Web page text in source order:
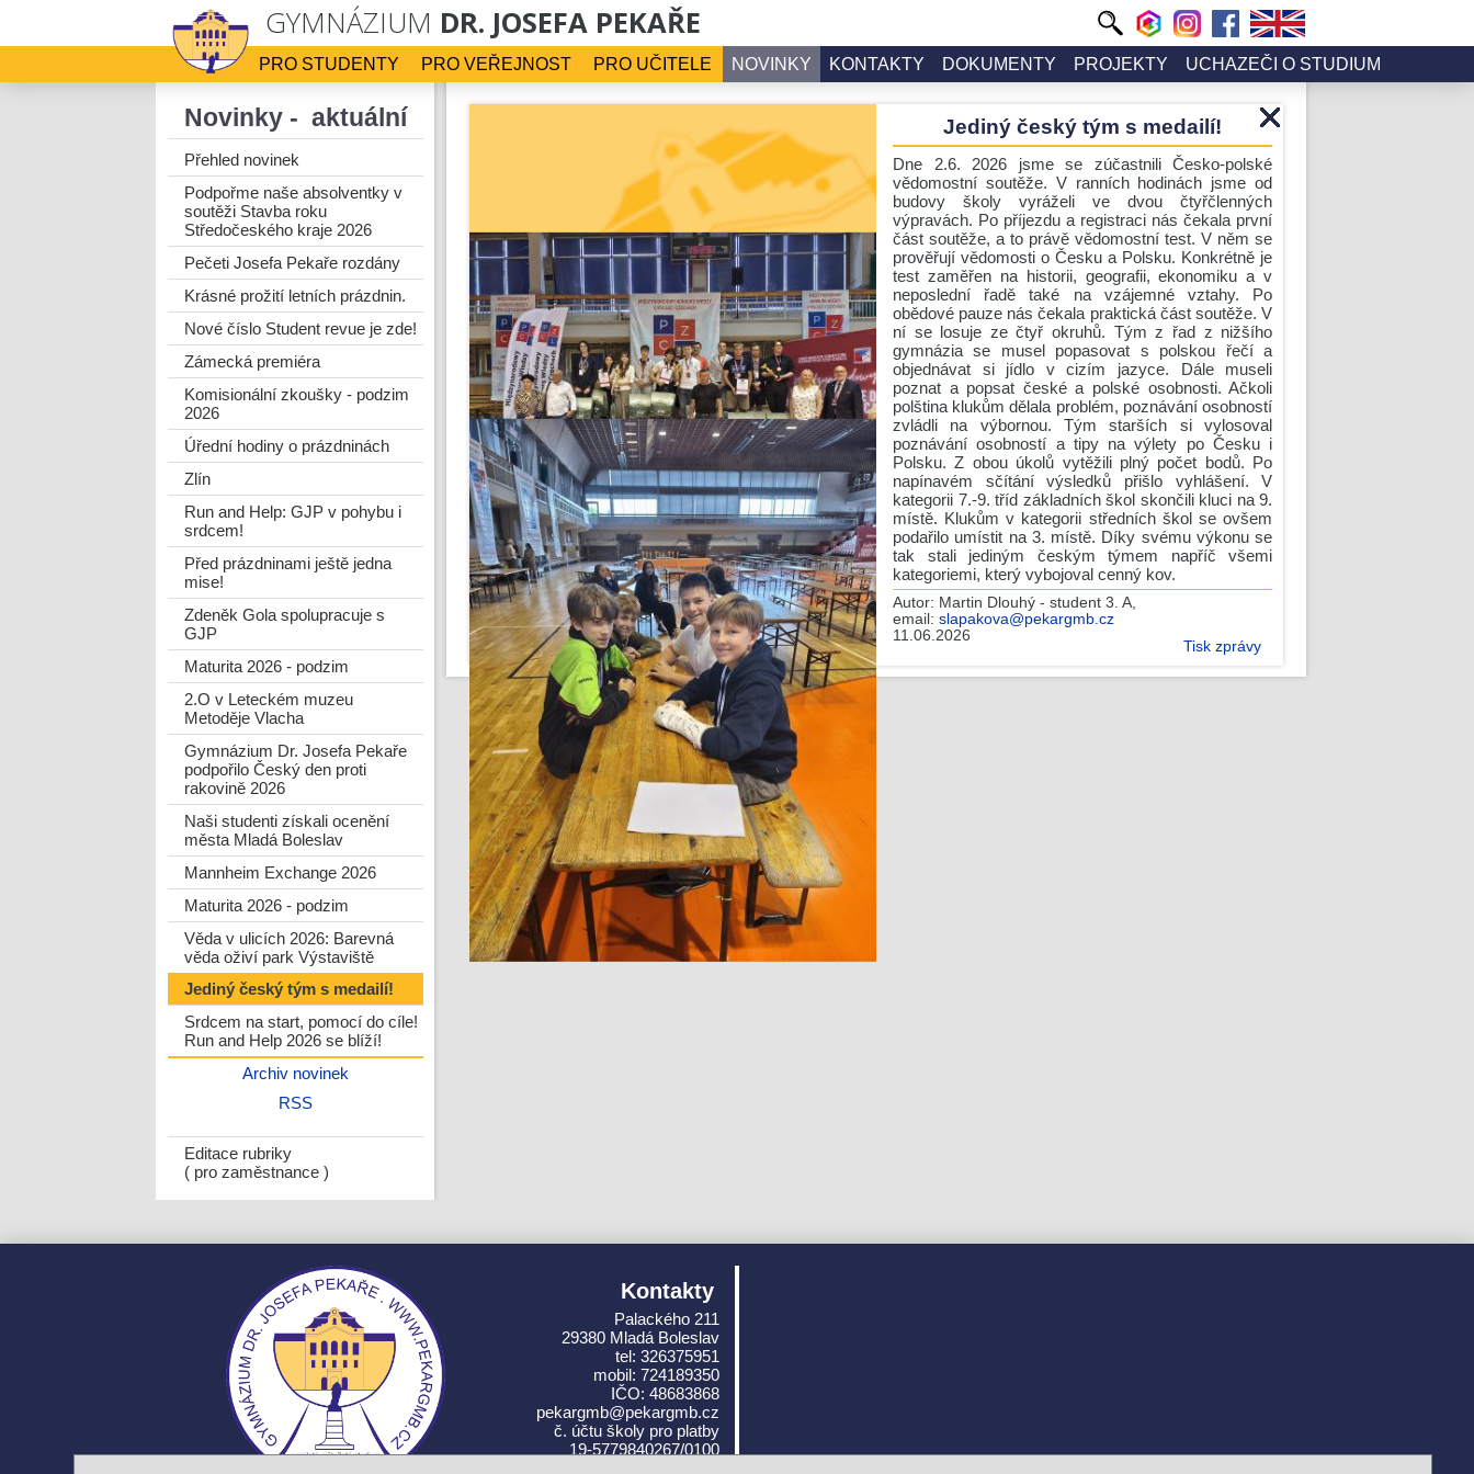
GYMNÁZIUM DR. JOSEFA PEKAŘE
PRO UČITELE
PRO VEŘEJNOST
PRO STUDENTY NOVINKY KONTAKTY DOKUMENTY PROJEKTY UCHAZEČI O STUDIUM
Novinky - aktuální
Přehled novinek
Podpořme naše absolventky v
soutěži Stavba roku
Středočeského kraje 2026
Pečeti Josefa Pekaře rozdány
Krásné prožití letních prázdnin.
Nové číslo Student revue je zde!
Zámecká premiéra
Komisionální zkoušky - podzim
2026
Úřední hodiny o prázdninách
Zlín
Run and Help: GJP v pohybu i
srdcem!
Před prázdninami ještě jedna
mise!
Zdeněk Gola spolupracuje s
GJP
Maturita 2026 - podzim
2.O v Leteckém muzeu
Metoděje Vlacha
Gymnázium Dr. Josefa Pekaře
podpořilo Český den proti
rakovině 2026
Naši studenti získali ocenění
města Mladá Boleslav
Mannheim Exchange 2026
Maturita 2026 - podzim
Věda v ulicích 2026: Barevná
věda oživí park Výstaviště
Jediný český tým s medailí!
Srdcem na start, pomocí do cíle!
Run and Help 2026 se blíží!
Archiv novinek
RSS
Editace rubriky
( pro zaměstnance )
Jediný český tým s medailí!
Dne 2.6. 2026 jsme se zúčastnili Česko-polské
vědomostní soutěže. V ranních hodinách jsme od
budovy školy vyráželi ve dvou čtyřčlenných
výpravách. Po příjezdu a registraci nás čekala první
část soutěže, a to právě vědomostní test. V něm se
prověřují vědomosti o Česku a Polsku. Konkrétně je
test zaměřen na historii, geografii, ekonomiku a v
neposlední řadě také na vzájemné vztahy. Po
obědové pauze nás čekala praktická část soutěže. V
ní se losuje ze čtyř okruhů. Tým z řad z nižšího
gymnázia se musel popasovat s polskou řečí a
objednávat si jídlo v cizím jazyce. Dále museli
poznat a popsat české a polské osobnosti. Ačkoli
polština klukům dělala problém, poznávání osobností
zvládli na výbornou. Tým starších si vylosoval
poznávání osobností a tipy na výlety po Česku i
Polsku. Z obou úkolů vytěžili plný počet bodů. Po
napínavém sčítání výsledků přišlo vyhlášení. V
kategorii 7.-9. tříd základních škol skončili kluci na 9.
místě. Klukům v kategorii středních škol se ovšem
podařilo umístit na 3. místě. Díky svému výkonu se
tak stali jediným českým týmem napříč všemi
kategoriemi, který vybojoval cenný kov.
Autor: Martin Dlouhý - student 3. A,
email: slapakova@pekargmb.cz
11.06.2026
Tisk zprávy
Kontakty
Palackého 211
29380 Mladá Boleslav
tel: 326375951
mobil: 724189350
IČO: 48683868
pekargmb@pekargmb.cz
č. účtu školy pro platby
19-5779840267/0100